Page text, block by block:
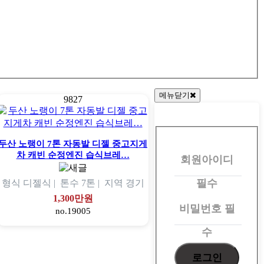
9827
산 노랭이 7톤 자동발 디젤 중고지게
차 캐빈 순정엔진 습식브레…
형식 디젤식 | 톤수 7톤 | 지역 경기
1,300만원
no.19005
메뉴닫기
회
회원아이디
필수
비밀번호필
수